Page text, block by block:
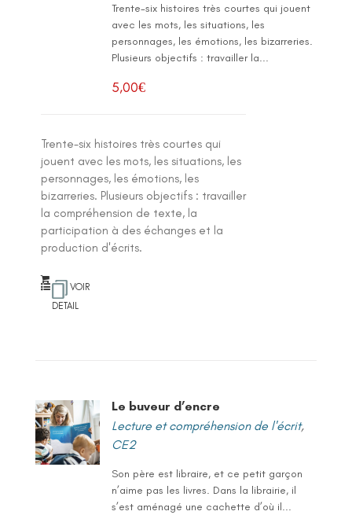
Trente-six histoires très courtes qui jouent
avec les mots, les situations, les
personnages, les émotions, les bizarreries.
Plusieurs objectifs : travailler la...
5,00€
Trente-six histoires très courtes qui
jouent avec les mots, les situations, les
personnages, les émotions, les
bizarreries. Plusieurs objectifs : travailler
la compréhension de texte, la
participation à des échanges et la
production d'écrits.
VOIR
DETAIL
Le buveur d’encre
Lecture et compréhension de l'écrit,
CE2
Son père est libraire, et ce petit garçon
n’aime pas les livres. Dans la librairie, il
s’est aménagé une cachette d’où il...